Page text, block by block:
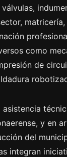
como
de
y en
del
integran